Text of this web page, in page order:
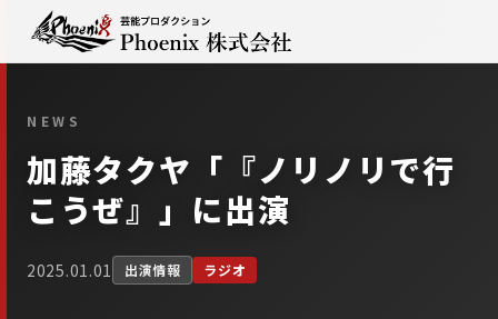
NEWS
加藤タクヤ「『ノリノリで行
こうぜ』」に出演
2025.01.01 出演情報 ラジオ